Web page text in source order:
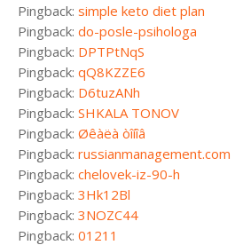
Pingback: simple keto diet plan
Pingback: do-posle-psihologa
Pingback: DPTPtNqS
Pingback: qQ8KZZE6
Pingback: D6tuzANh
Pingback: SHKALA TONOV
Pingback: Øêàëà òîíîâ
Pingback: russianmanagement.com
Pingback: chelovek-iz-90-h
Pingback: 3Hk12Bl
Pingback: 3NOZC44
Pingback: 01211